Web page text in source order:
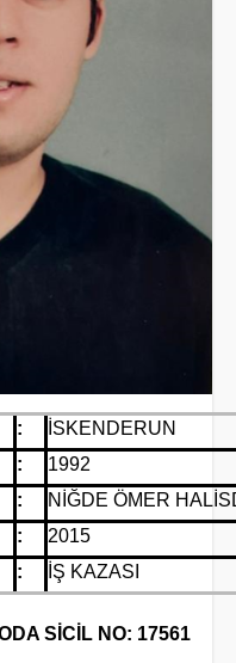
:
İSKENDERUN
:
1992
:
NİĞDE ÖMER
:
2015
: İŞ KAZASI
SİCİL NO: 17561